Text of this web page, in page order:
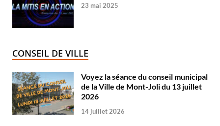
23 mai 2025
CONSEIL DE VILLE
Voyez la séance du conseil municipal
de la Ville de Mont-Joli du 13 juillet
2026
14 juillet 2026